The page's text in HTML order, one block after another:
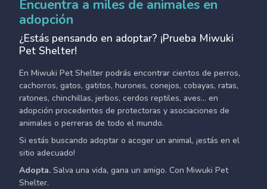
Encuentra a miles de animales en
adopción
¿Estás pensando en adoptar? ¡Prueba Miwuki
Pet Shelter!
En Miwuki Pet Shelter podrás encontrar cientos de perros,
cachorros, gatos, gatitos, hurones, conejos, cobayas, ratas,
ratones, chinchillas, jerbos, cerdos reptiles, aves... en
adopción procedentes de protectoras y asociaciones de
animales o perreras de todo el mundo.
Si estás buscando adoptar o acoger un animal, ¡estás en el
sitio adecuado!
Adopta. Salva una vida, gana un amigo. Con Miwuki Pet
Shelter.